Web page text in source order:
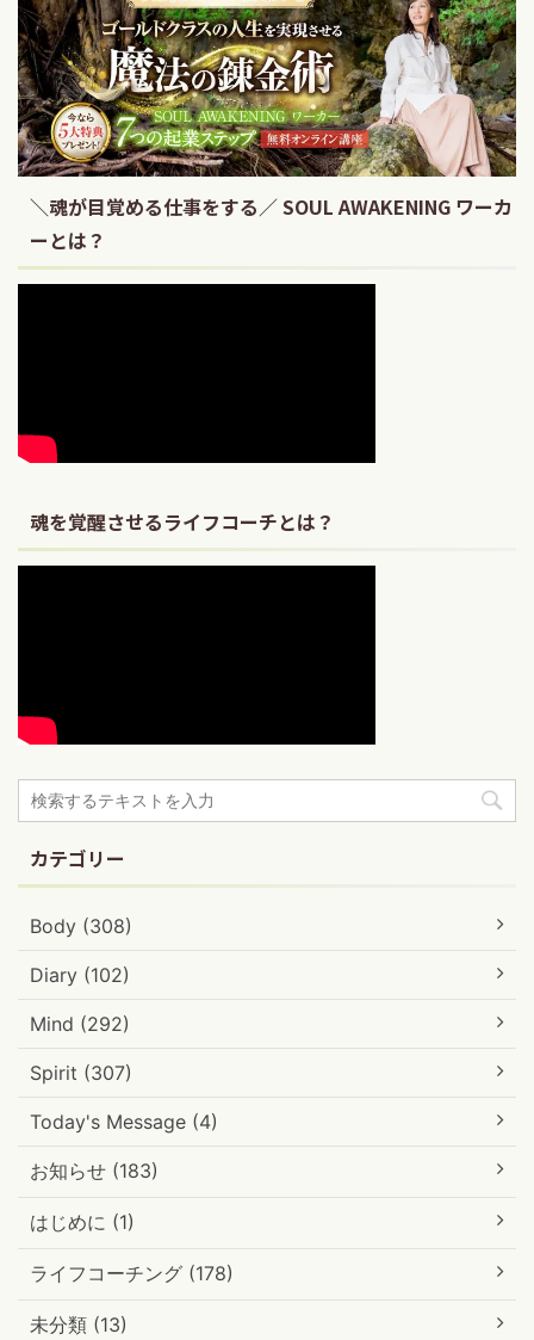
＼魂が目覚める仕事をする／ SOUL AWAKENING ワーカ
ーとは？
魂を覚醒させるライフコーチとは？
カテゴリー
Body (308)
Diary (102)
Mind (292)
Spirit (307)
Today's Message (4)
お知らせ (183)
はじめに (1)
ライフコーチング (178)
未分類 (13)